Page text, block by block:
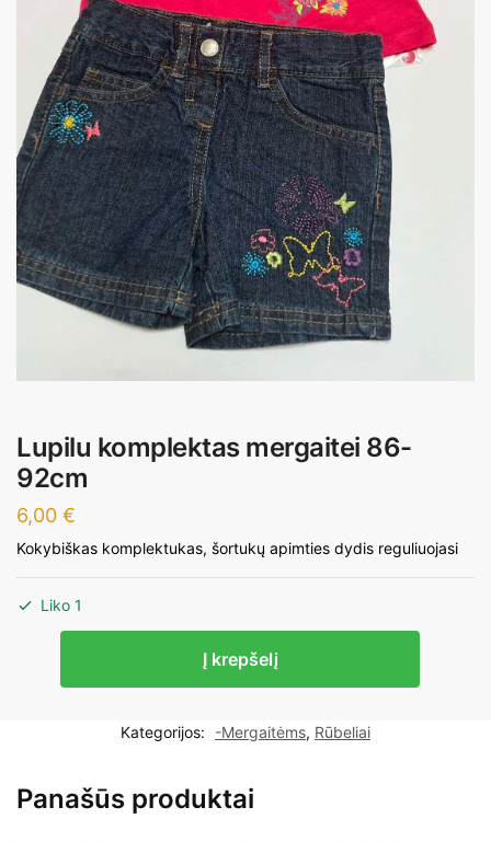
Lupilu komplektas mergaitei 86-
92cm
6,00 €
Kokybiškas komplektukas, šortukų apimties dydis reguliuojasi
Liko 1
92cm
Į krepšelį
Kategorijos: -Mergaitėms, Rūbeliai
Panašūs produktai